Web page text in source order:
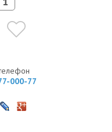
000-77